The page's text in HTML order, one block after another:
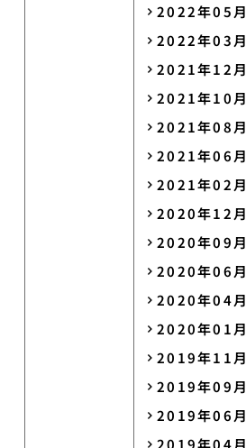
2022年05月
2022年03月
2021年12月
2021年10月
2021年08月
2021年06月
2021年02月
2020年12月
2020年09月
2020年06月
2020年04月
2020年01月
2019年11月
2019年09月
2019年06月
2019年04月